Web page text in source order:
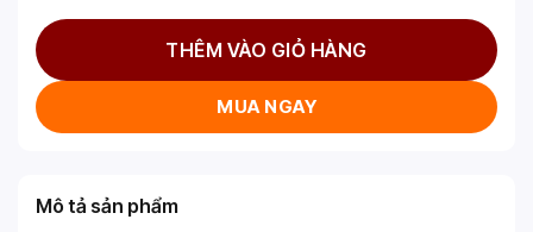
THÊM VÀO GIỎ HÀNG
MUA NGAY
Mô tả sản phẩm